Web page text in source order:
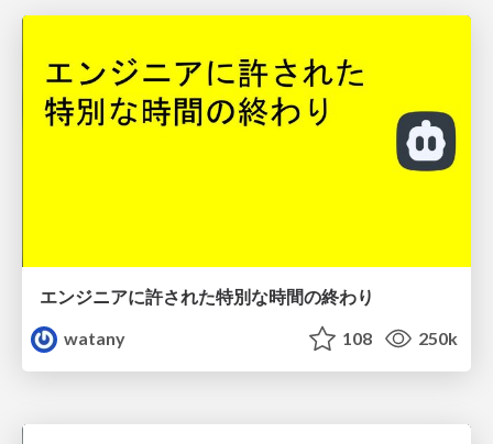
エンジニアに許された特別な時間の終わり
watany
108 250k